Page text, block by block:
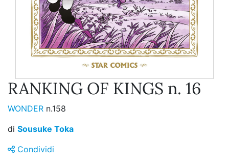
RANKING OF KINGS n. 16
WONDER n.158
di Sousuke Toka
Condividi